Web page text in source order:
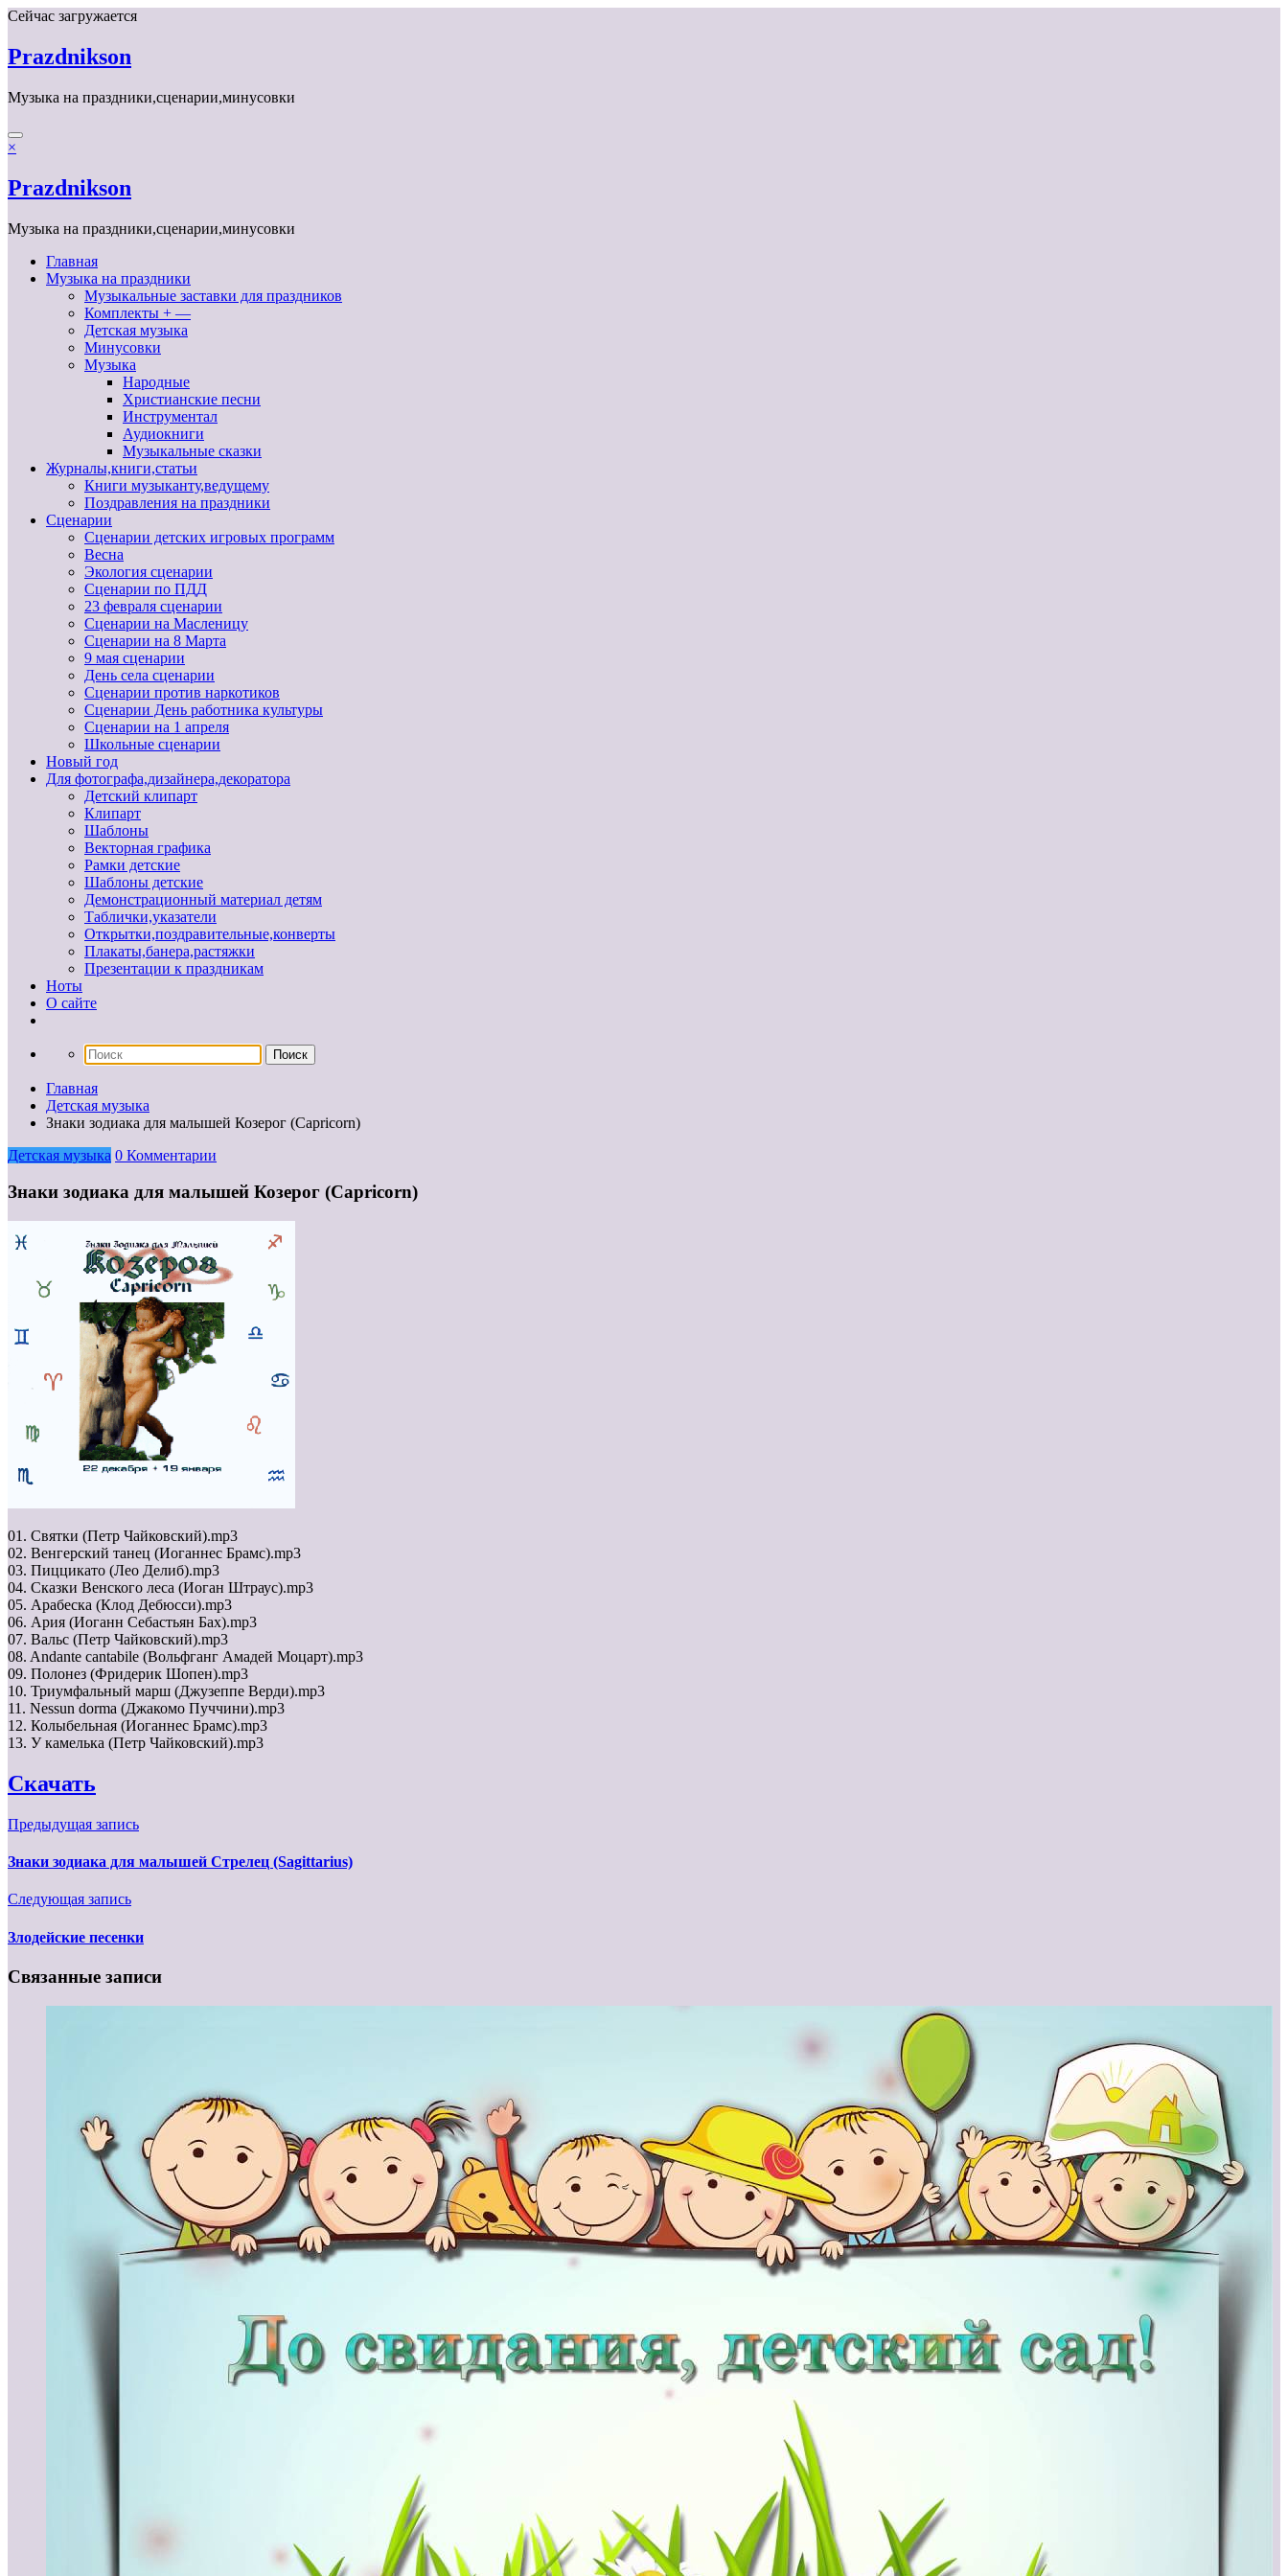
Перейти
содержимому
Сейчас загружается
Prazdnikson
Музыка на праздники,сценарии,минусовки
×
Prazdnikson
Музыка на праздники,сценарии,минусовки
Главная
Музыка на праздники
Музыкальные заставки для праздников
Комплекты + —
Детская музыка
Минусовки
Музыка
Народные
Христианские песни
Инструментал
Аудиокниги
Музыкальные сказки
Журналы,книги,статьи
Книги музыканту,ведущему
Поздравления на праздники
Сценарии
Сценарии детских игровых программ
Весна
Экология сценарии
Сценарии по ПДД
23 февраля сценарии
Сценарии на Масленицу
Сценарии на 8 Марта
9 мая сценарии
День села сценарии
Сценарии против наркотиков
Сценарии День работника культуры
Сценарии на 1 апреля
Школьные сценарии
Новый год
Для фотографа,дизайнера,декоратора
Детский клипарт
Клипарт
Шаблоны
Векторная графика
Рамки детские
Шаблоны детские
Демонстрационный материал детям
Таблички,указатели
Открытки,поздравительные,конверты
Плакаты,банера,растяжки
Презентации к праздникам
Ноты
О сайте
Главная
Детская музыка
Знаки зодиака для малышей Козерог (Capricorn)
Детская музыка 0 Комментарии
Знаки зодиака для малышей Козерог (Capricorn)
01. Святки (Петр Чайковский).mp3
02. Венгерский танец (Иоганнес Брамс).mp3
03. Пиццикато (Лео Делиб).mp3
04. Сказки Венского леса (Иоган Штраус).mp3
05. Арабеска (Клод Дебюсси).mp3
06. Ария (Иоганн Себастьян Бах).mp3
07. Вальс (Петр Чайковский).mp3
08. Andante cantabile (Вольфганг Амадей Моцарт).mp3
09. Полонез (Фридерик Шопен).mp3
10. Триумфальный марш (Джузеппе Верди).mp3
11. Nessun dorma (Джакомо Пуччини).mp3
12. Колыбельная (Иоганнес Брамс).mp3
13. У камелька (Петр Чайковский).mp3
Скачать
Предыдущая запись
Знаки зодиака для малышей Стрелец (Sagittarius)
Следующая запись
Злодейские песенки
Связанные записи